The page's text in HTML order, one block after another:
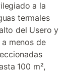
a la
termales
del Usero y
menos de
100 m²,